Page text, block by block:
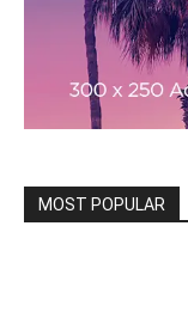
MOST POPULAR